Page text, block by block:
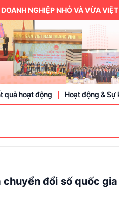
NGHIỆP NHỎ VÀ VỪA VIỆT
quả hoạt động Hoạt động & Sự
Trung ương hội
đổi số quốc gia